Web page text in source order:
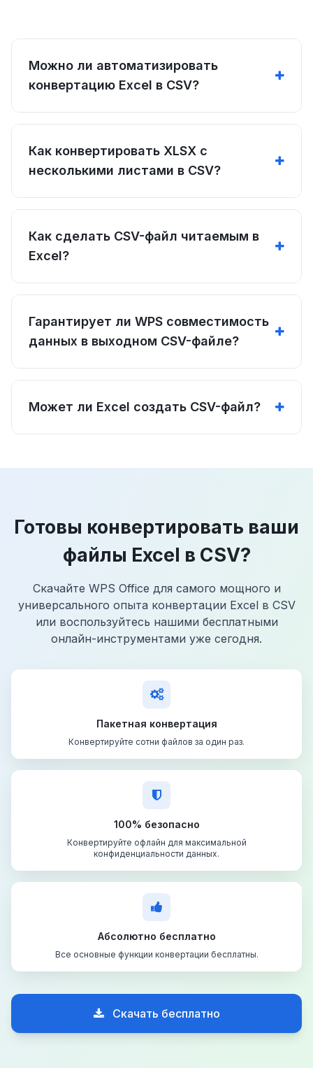
Можно ли автоматизировать
конвертацию Excel в CSV?
Как конвертировать XLSX с
несколькими листами в CSV?
Как сделать CSV-файл читаемым в
Excel?
Гарантирует ли WPS совместимость
данных в выходном CSV-файле?
Может ли Excel создать CSV-файл?
Готовы конвертировать ваши
файлы Excel в CSV?
Скачайте WPS Office для самого мощного и
универсального опыта конвертации Excel в CSV
или воспользуйтесь нашими бесплатными
онлайн-инструментами уже сегодня.
Пакетная конвертация
Конвертируйте сотни файлов за один раз.
100% безопасно
Конвертируйте офлайн для максимальной
конфиденциальности данных.
Абсолютно бесплатно
Все основные функции конвертации бесплатны.
Скачать бесплатно